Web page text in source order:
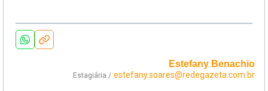
Estefany Benachio
Estagiária / estefany.soares@redegazeta.com.br